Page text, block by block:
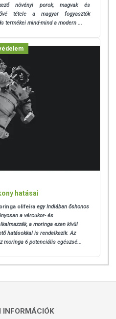
növényi porok, magvak és
tétele a magyar fogyasztók
termékei mind-mind a modern ...
hatásai
olifeira egy Indiában őshonos
a vércukor- és
a moringa ezen kívül
hatásokkal is rendelkezik. Az
moringa 6 potenciális egészsé...